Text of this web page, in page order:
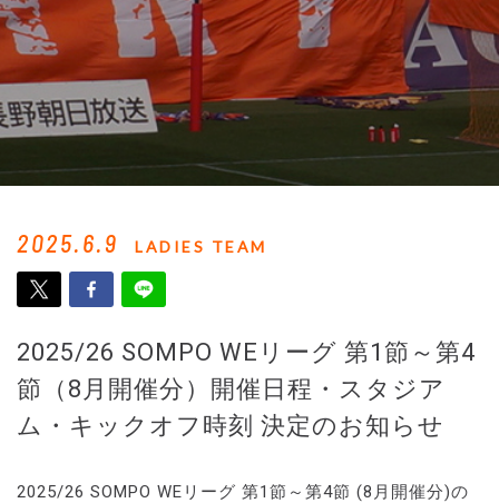
2025.6.9 LADIES TEAM
2025/26 SOMPO WEリーグ 第1節～第4
節（8月開催分）開催日程・スタジア
ム・キックオフ時刻 決定のお知らせ
2025/26 SOMPO WEリーグ 第1節～第4節 (8月開催分)の